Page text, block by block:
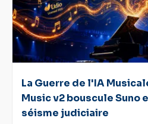
La Guerre de l'IA
Music v2 bouscule Suno
séisme judiciaire